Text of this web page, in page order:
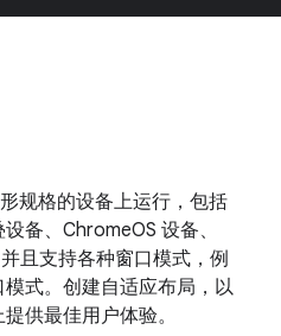
规格的设备上运行，包括
备、ChromeOS 设备、
且支持各种窗口模式，例
式。创建自适应布局，以
供最佳用户体验。